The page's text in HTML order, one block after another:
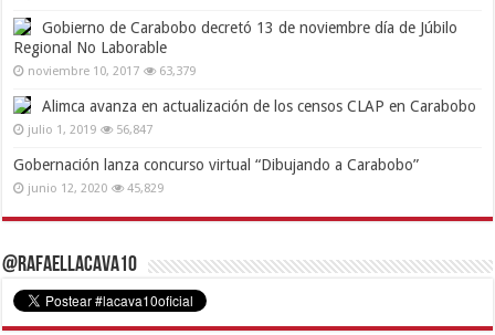
Gobierno de Carabobo decretó 13 de noviembre día de Júbilo
Regional No Laborable
noviembre 10, 2017 63,379
Alimca avanza en actualización de los censos CLAP en Carabobo
julio 1, 2019 56,847
Gobernación lanza concurso virtual “Dibujando a Carabobo”
junio 12, 2020 45,829
@RafaelLacava10